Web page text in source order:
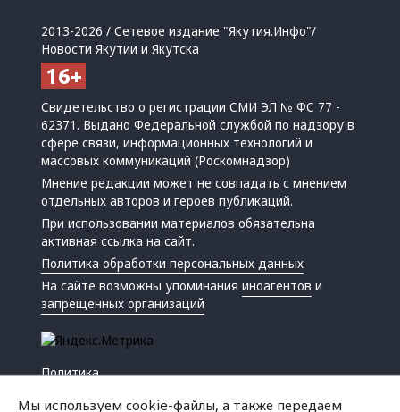
2013-2026 / Сетевое издание "Якутия.Инфо"/
Новости Якутии и Якутска
Свидетельство о регистрации СМИ ЭЛ № ФС 77 -
62371. Выдано Федеральной службой по надзору в
сфере связи, информационных технологий и
массовых коммуникаций (Роскомнадзор)
Мнение редакции может не совпадать с мнением
отдельных авторов и героев публикаций.
При использовании материалов обязательна
активная ссылка на сайт.
Политика обработки персональных данных
На сайте возможны упоминанияиноагентов и
запрещенных организаций
Политика
Мы используем cookie-файлы, а также передаем